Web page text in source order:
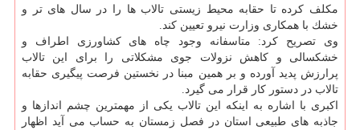
مكلف كرده تا حقابه محیط زیستی تالاب ها را در سال های تر و
خشك با همكاری وزارت نیرو تعیین كند.
وی تصریح كرد: متاسفانه وجود چاه های كشاورزی اطراف و
خشكسالی و كاهش نزولات جوی مشكلاتی را برای این تالاب
پرارزش پدید آورده و بر همین مبنا در نخستین فرصت پیگیری حقابه
تالاب در دستور كار قرار می گیرد.
اكبری با اشاره به اینكه این تالاب یكی از مهمترین چشم اندازها و
جاذبه های طبیعی استان در فصل زمستان به حساب می آید اظهار